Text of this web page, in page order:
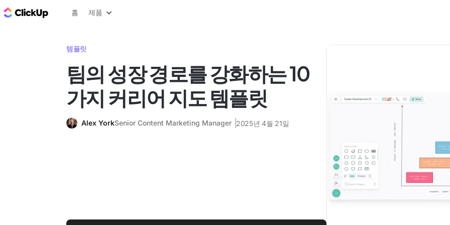
ClickUp 블로그
홈 제품
템플릿
팀의 성장 경로를 강화하는 10
가지 커리어 지도 템플릿
Alex YorkSenior Content Marketing Manager 2025년 4월 21일